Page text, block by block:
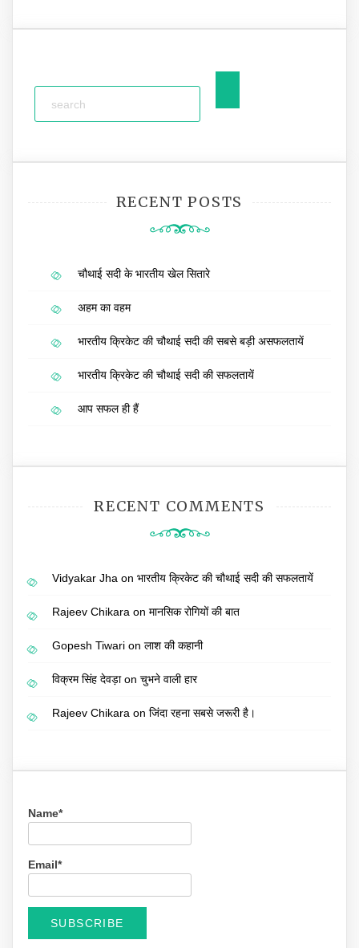
RECENT POSTS
चौथाई सदी के भारतीय खेल सितारे
अहम का वहम
भारतीय क्रिकेट की चौथाई सदी की सबसे बड़ी असफलतायें
भारतीय क्रिकेट की चौथाई सदी की सफलतायें
आप सफल ही हैं
RECENT COMMENTS
Vidyakar Jha on भारतीय क्रिकेट की चौथाई सदी की सफलतायें
Rajeev Chikara on मानसिक रोगियों की बात
Gopesh Tiwari on लाश की कहानी
विक्रम सिंह देवड़ाon चुभने वाली हार
Rajeev Chikara on जिंदा रहना सबसे जरूरी है।
Name*
Email*